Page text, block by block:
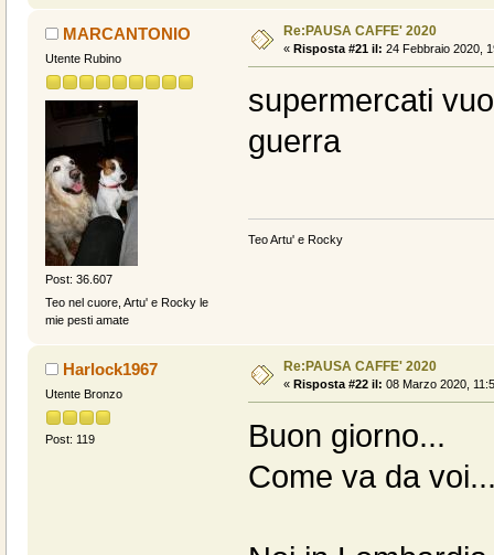
MARCANTONIO
Utente Rubino
Post: 36.607
Teo nel cuore, Artu' e Rocky le
mie pesti amate
Re:PAUSA CAFFE' 2020
« Risposta #21 il: 24 Febbraio 2020,
supermercati
guerra
Teo Artu' e Rocky
Harlock1967
Utente Bronzo
Post: 119
Re:PAUSA CAFFE' 2020
« Risposta #22 il: 08 Marzo 2020,
Buon giorno...
Come va da